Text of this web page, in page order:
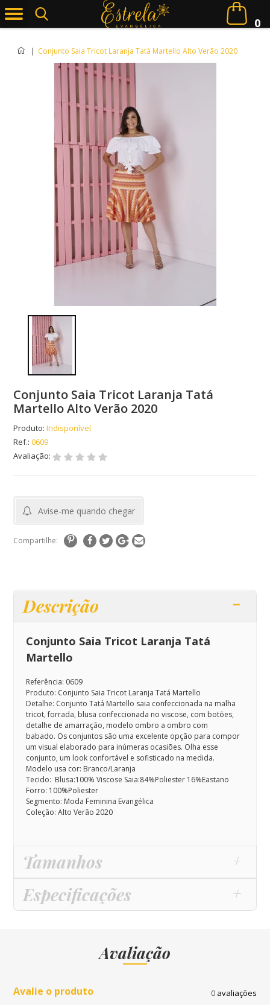
0
| Conjunto Saia Tricot Laranja Tatá Martello Alto Verão 2020
Conjunto Saia Tricot Laranja Tatá
Martello Alto Verão 2020
Produto: Indisponível
Ref.:0609
Avaliação:
Avise-me quando chegar
Compartilhe:
Descrição
Conjunto Saia Tricot Laranja Tatá
Martello
Referência: 0609
Produto: Conjunto Saia Tricot Laranja Tatá Martello
Detalhe: Conjunto Tatá Martello saia confeccionada na malha
tricot, forrada, blusa confeccionada no viscose, com botões,
detalhe de amarração, modelo ombro a ombro com
babado. Os conjuntos são uma excelente opção para compor
um visual elaborado para inúmeras ocasiões. Olha esse
conjunto, um look confortável e sofisticado na medida.
Modelo usa cor: Branco/Laranja
Tecido: Blusa:100% Viscose Saia:84%Poliester 16%Eastano
Forro: 100%Poliester
Segmento: Moda Feminina Evangélica
Coleção: Alto Verão 2020
Tamanhos
Especificações
Avaliação
Avalie o produto 0avaliações